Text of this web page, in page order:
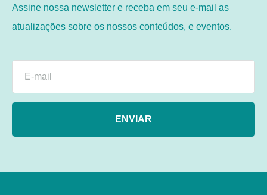
Assine nossa newsletter e receba em seu e-mail as
atualizações sobre os nossos conteúdos, e eventos.
ENVIAR